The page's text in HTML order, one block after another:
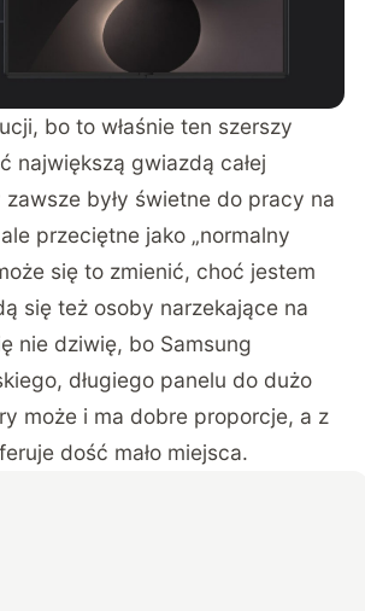
bo to właśnie ten szerszy
największą gwiazdą całej
były świetne do pracy na
przeciętne jako „normalny
się to zmienić, choć jestem
się też osoby narzekające na
nie dziwię, bo Samsung
długiego panelu do dużo
może i ma dobre proporcje, a z
dość mało miejsca.